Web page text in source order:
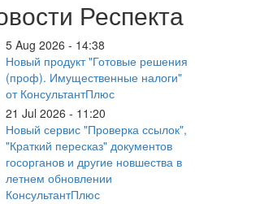
Респекта
5 Aug 2026 - 14:38
Новый продукт "Готовые решения
(проф). Имущественные налоги"
от КонсультантПлюс
21 Jul 2026 - 11:20
Новый сервис "Проверка ссылок",
"Краткий пересказ" документов
госорганов и другие новшества в
летнем обновлении
КонсультантПлюс